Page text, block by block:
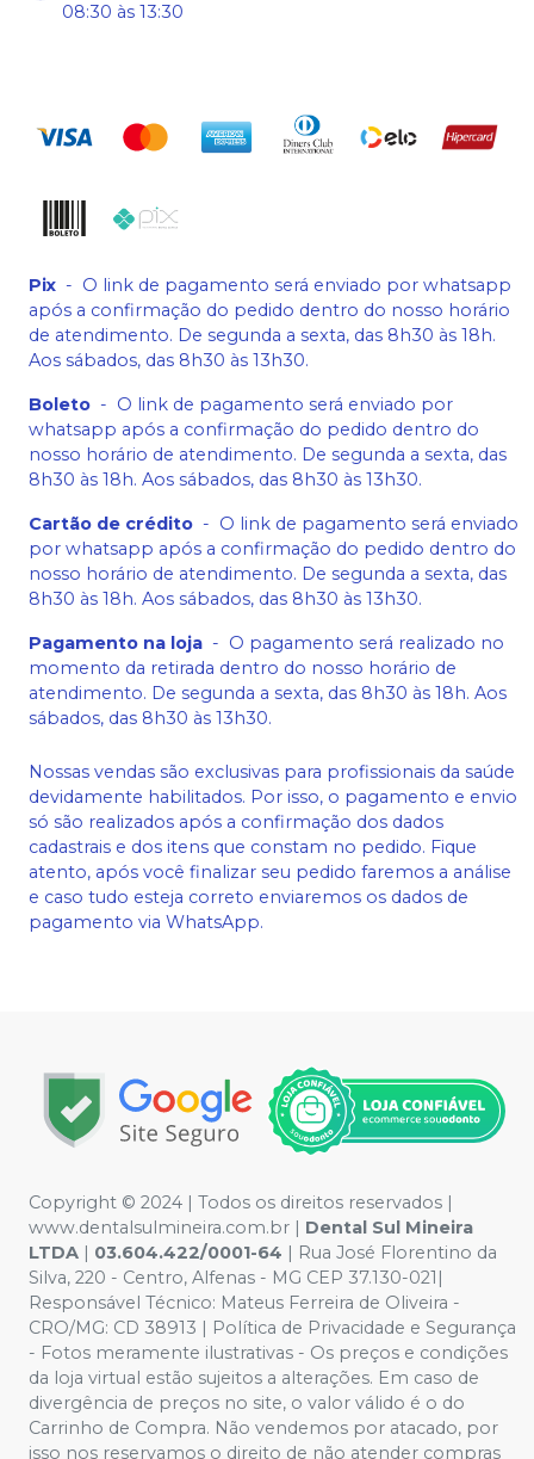
08:30 às 13:30
Pix - O link de pagamento será enviado por whatsapp
após a confirmação do pedido dentro do nosso horário
de atendimento. De segunda a sexta, das 8h30 às 18h.
Aos sábados, das 8h30 às 13h30.
Boleto - O link de pagamento será enviado por
whatsapp após a confirmação do pedido dentro do
nosso horário de atendimento. De segunda a sexta, das
8h30 às 18h. Aos sábados, das 8h30 às 13h30.
Cartão de crédito - O link de pagamento será enviado
por whatsapp após a confirmação do pedido dentro do
nosso horário de atendimento. De segunda a sexta, das
8h30 às 18h. Aos sábados, das 8h30 às 13h30.
Pagamento na loja - O pagamento será realizado no
momento da retirada dentro do nosso horário de
atendimento. De segunda a sexta, das 8h30 às 18h. Aos
sábados, das 8h30 às 13h30.
Nossas vendas são exclusivas para profissionais da saúde
devidamente habilitados. Por isso, o pagamento e envio
só são realizados após a confirmação dos dados
cadastrais e dos itens que constam no pedido. Fique
atento, após você finalizar seu pedido faremos a análise
e caso tudo esteja correto enviaremos os dados de
pagamento via WhatsApp.
Copyright © 2024 | Todos os direitos reservados |
www.dentalsulmineira.com.br | Dental Sul Mineira
LTDA | 03.604.422/0001-64 | Rua José Florentino da
Silva, 220 - Centro, Alfenas - MG CEP 37.130-021|
Responsável Técnico: Mateus Ferreira de Oliveira -
CRO/MG: CD 38913 | Política de Privacidade e Segurança
- Fotos meramente ilustrativas - Os preços e condições
da loja virtual estão sujeitos a alterações. Em caso de
divergência de preços no site, o valor válido é o do
Carrinho de Compra. Não vendemos por atacado, por
isso nos reservamos o direito de não atender compras